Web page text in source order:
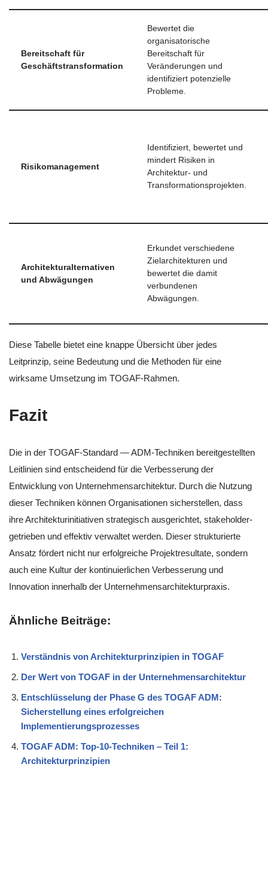
Bereitschaft für
Geschäftstransformation
Bewertet die
organisatorische
Bereitschaft für
Veränderungen und
identifiziert potenzielle
Probleme.
Risikomanagement
Identifiziert, bewertet und
mindert Risiken in
Architektur- und
Transformationsprojekten.
Architekturalternativen
und Abwägungen
Erkundet verschiedene
Zielarchitekturen und
bewertet die damit
verbundenen
Abwägungen.
Diese Tabelle bietet eine knappe Übersicht über jedes
Leitprinzip, seine Bedeutung und die Methoden für eine
wirksame Umsetzung im TOGAF-Rahmen.
Fazit
Die in der TOGAF-Standard — ADM-Techniken bereitgestellten
Leitlinien sind entscheidend für die Verbesserung der
Entwicklung von Unternehmensarchitektur. Durch die Nutzung
dieser Techniken können Organisationen sicherstellen, dass
ihre Architekturinitiativen strategisch ausgerichtet, stakeholder-
getrieben und effektiv verwaltet werden. Dieser strukturierte
Ansatz fördert nicht nur erfolgreiche Projektresultate, sondern
auch eine Kultur der kontinuierlichen Verbesserung und
Innovation innerhalb der Unternehmensarchitekturpraxis.
Ähnliche Beiträge:
Verständnis von Architekturprinzipien in TOGAF
Der Wert von TOGAF in der Unternehmensarchitektur
Entschlüsselung der Phase G des TOGAF ADM:
Sicherstellung eines erfolgreichen
Implementierungsprozesses
TOGAF ADM: Top-10-Techniken – Teil 1:
Architekturprinzipien